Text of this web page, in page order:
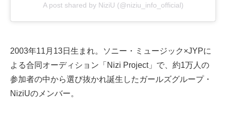
A post shared by NiziU (@niziu_info_official)
2003年11月13日生まれ。ソニー・ミュージック×JYPに
よる合同オーディション「Nizi Project」で、約1万人の
参加者の中から選び抜かれ誕生したガールズグループ・
NiziUのメンバー。